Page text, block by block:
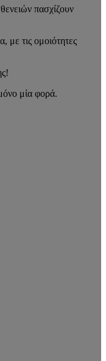
πασχίζουν
τις ομοιότητες
μία φορά.